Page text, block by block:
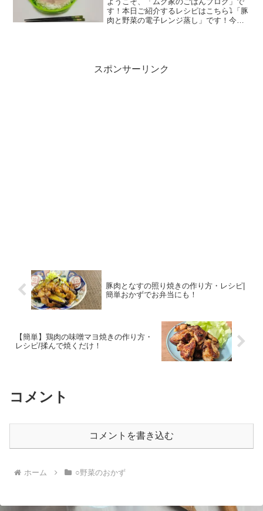
す！本日ご紹介するレシピはこちら⤵「豚
肉と野菜の電子レンジ蒸し」です！今回
スポンサーリンク
豚肉となすの照り焼きの作り方・レシピ|
簡単おかずでお弁当にも！
【簡単】鶏肉の味噌マヨ焼きの作り方・
レシピ/揉んで焼くだけ！
コメント
コメントを書き込む
ホーム ○野菜のおかず